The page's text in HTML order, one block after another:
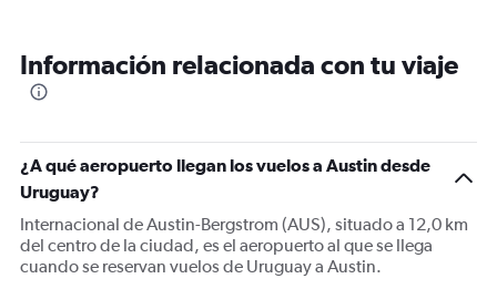
Información relacionada con tu viaje
¿A qué aeropuerto llegan los vuelos a Austin desde
Uruguay?
Internacional de Austin-Bergstrom (AUS), situado a 12,0 km
del centro de la ciudad, es el aeropuerto al que se llega
cuando se reservan vuelos de Uruguay a Austin.